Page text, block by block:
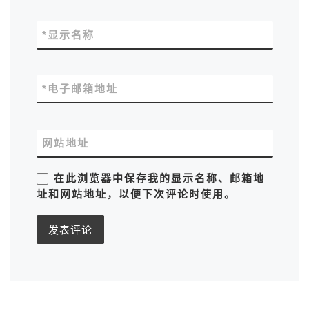
显示名称
*
电子邮箱地址
*
网站地址
在此浏览器中保存我的显示名称、邮箱地
址和网站地址，以便下次评论时使用。